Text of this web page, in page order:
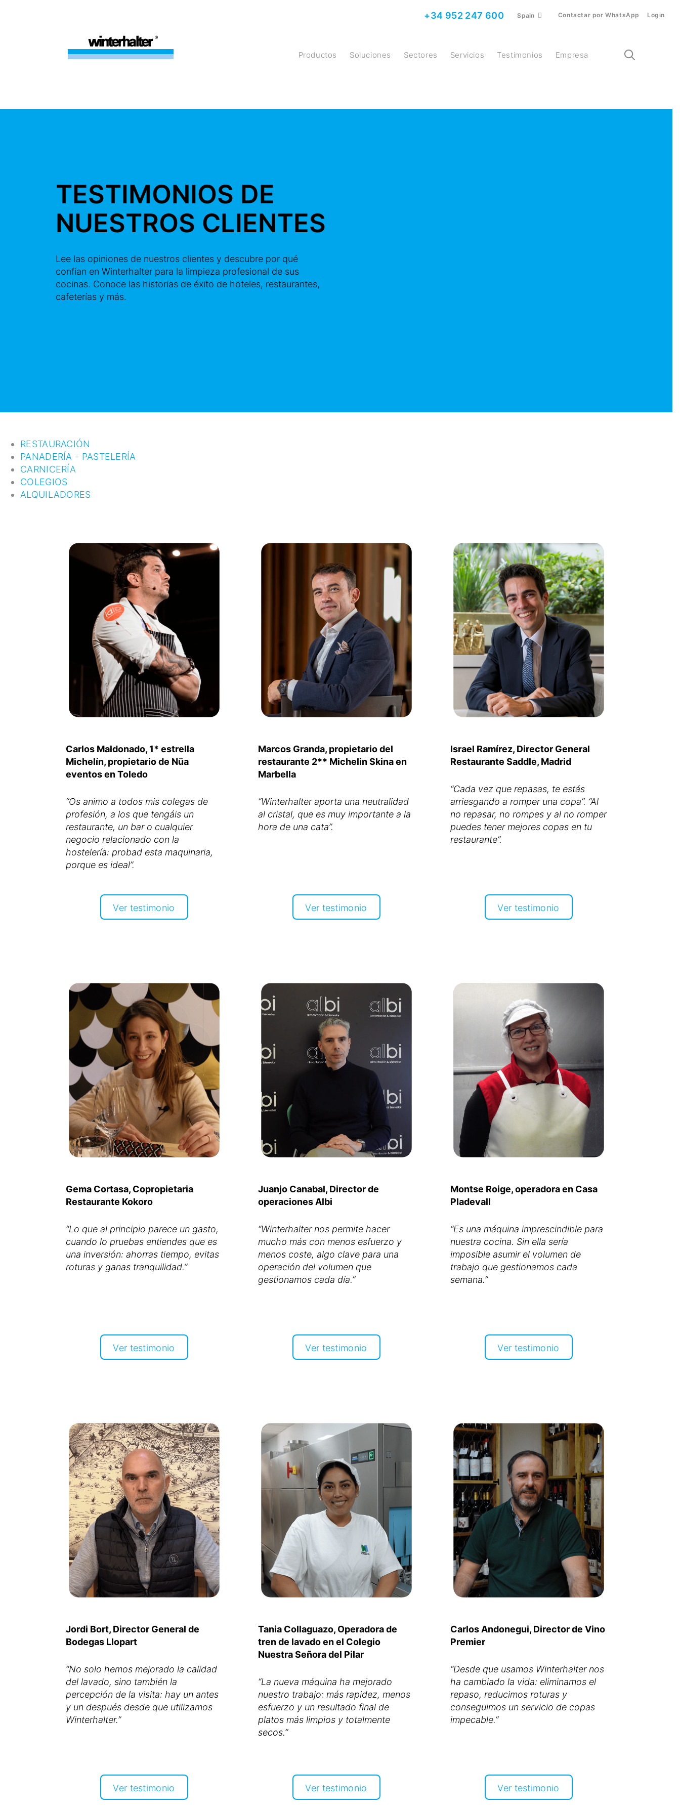
+34 952 247 600 Spain Contactar por WhatsApp Login
Productos Soluciones Sectores Servicios Testimonios Empresa
TESTIMONIOS DE
NUESTROS CLIENTES
Lee las opiniones de nuestros clientes y descubre por qué
confían en Winterhalter para la limpieza profesional de sus
cocinas. Conoce las historias de éxito de hoteles, restaurantes,
cafeterías y más.
RESTAURACIÓN
PANADERÍA - PASTELERÍA
CARNICERÍA
COLEGIOS
ALQUILADORES
Carlos Maldonado, 1* estrella
Michelín, propietario de Nüa
eventos en Toledo
“Os animo a todos mis colegas de
profesión, a los que tengáis un
restaurante, un bar o cualquier
negocio relacionado con la
hostelería: probad esta maquinaria,
Ver testimonio
Marcos Granda, propietario del
restaurante 2** Michelin Skina en
Marbella
“Winterhalter aporta una neutralidad
al cristal, que es muy importante a la
Ver testimonio
Israel Ramírez, Director General
Restaurante Saddle, Madrid
“Cada vez que repasas, te estás
arriesgando a romper una copa”. “Al
no repasar, no rompes y al no romper
puedes tener mejores copas en tu
Ver testimonio
Gema Cortasa, Copropietaria
Restaurante Kokoro
“Lo que al principio parece un gasto,
cuando lo pruebas entiendes que es
una inversión: ahorras tiempo, evitas
roturas y ganas tranquilidad.”
Ver testimonio
Juanjo Canabal, Director de
operaciones Albi
“Winterhalter nos permite hacer
mucho más con menos esfuerzo y
menos coste, algo clave para una
operación del volumen que
gestionamos cada día.”
Ver testimonio
Montse Roige, operadora en Casa
Pladevall
“Es una máquina imprescindible para
nuestra cocina. Sin ella sería
imposible asumir el volumen de
trabajo que gestionamos cada
semana.”
Ver testimonio
Jordi Bort, Director General de
Bodegas Llopart
“No solo hemos mejorado la calidad
del lavado, sino también la
percepción de la visita: hay un antes
y un después desde que utilizamos
Winterhalter.”
Ver testimonio
Tania Collaguazo, Operadora de
tren de lavado en el Colegio
Nuestra Señora del Pilar
“La nueva máquina ha mejorado
nuestro trabajo: más rapidez, menos
esfuerzo y un resultado final de
platos más limpios y totalmente
secos.”
Ver testimonio
Carlos Andonegui, Director de Vino
Premier
“Desde que usamos Winterhalter nos
ha cambiado la vida: eliminamos el
repaso, reducimos roturas y
conseguimos un servicio de copas
impecable.”
Ver testimonio